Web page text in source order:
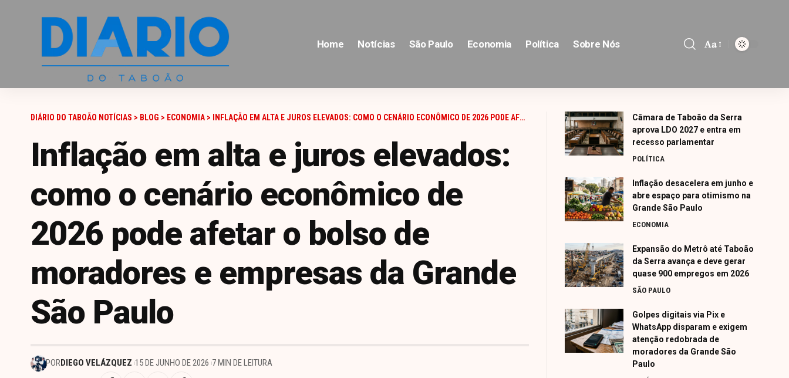
Home Notícias São Paulo Economia Política Sobre Nós
Font
Aa
DIÁRIO DO TABOÃO NOTÍCIAS > BLOG > ECONOMIA > INFLAÇÃO EM ALTA E JUROS ELEVADOS: COMO O CENÁRIO ECONÔMICO DE 2026 PODE AFETAR O BOLSO DE MORADORES E EMPRESAS DA GRANDE SÃO PAULO
Inflação em alta e juros elevados:
como o cenário econômico de
2026 pode afetar o bolso de
moradores e empresas da Grande
São Paulo
PORDIEGO VELÁZQUEZ 15 DE JUNHO DE 2026 7 MIN DE LEITURA
Câmara de Taboão da Serra
aprova LDO 2027 e entra em
recesso parlamentar
POLÍTICA
Inflação desacelera em junho e
abre espaço para otimismo na
Grande São Paulo
ECONOMIA
Expansão do Metrô até Taboão
da Serra avança e deve gerar
quase 900 empregos em 2026
SÃO PAULO
Golpes digitais via Pix e
WhatsApp disparam e exigem
atenção redobrada de
moradores da Grande São
Paulo